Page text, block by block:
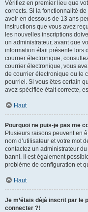
Vérifiez en premier lieu que
corrects. Si la fonctionnalité
avoir en dessous de 13 ans
instructions que vous avez
les nouvelles inscriptions
un administrateur, avant que
information était présente lors
courrier électronique,
courrier électronique, vous
de courrier électronique ou le
pourriel. Si vous êtes certain
avez spécifiée était correcte,
Haut
Pourquoi ne puis-je pas me
Plusieurs raisons peuvent en
nom d’utilisateur et votre mot
contactez un administrateur
banni. Il est également
problème de configuration et
Haut
Je m’étais déjà inscrit par le
connecter ?!